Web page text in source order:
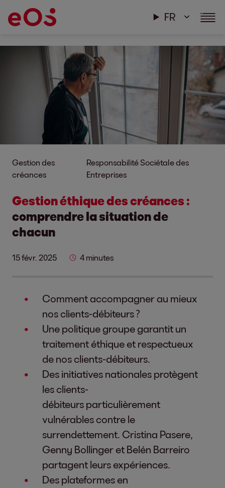
FR
Gestion des
créances
Responsabilité Sociétale des
Entreprises
Gestion éthique des créances :
comprendre la situation de
chacun
15 févr. 2025 4 minutes
Comment accompagner au mieux
nos clients-débiteurs ?
Une politique groupe garantit un
traitement éthique et respectueux
de nos clients-débiteurs.
Des initiatives nationales protègent
les clients-
débiteurs particulièrement
vulnérables contre le
surrendettement. Cristina Pasere,
Genny Bollinger et Belén Barreiro
partagent leurs expériences.
Des plateformes en